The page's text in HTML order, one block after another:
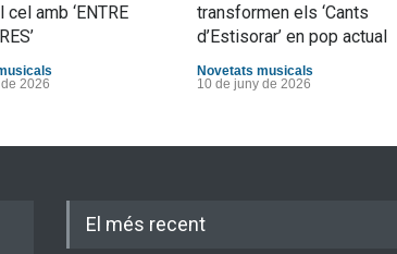
amb ‘ENTRE
2026
transformen els ‘Cants
d’Estisorar’ en pop actual
Novetats musicals
10 de juny de 2026
El més recent